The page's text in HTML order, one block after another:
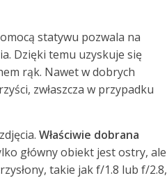
statywu pozwala na
Dzięki temu uzyskuje się
rąk. Nawet w dobrych
zwłaszcza w przypadku
Właściwie dobrana
główny obiekt jest ostry, ale
takie jak f/1.8 lub f/2.8,